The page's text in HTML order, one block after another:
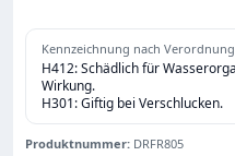
Kennzeichnung nach Verordnung
H412: Schädlich für
Wirkung.
H301: Giftig bei Verschlucken.
Produktnummer: DRFR805